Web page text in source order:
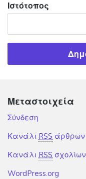
Ιστότοπος
Μεταστοιχεία
Σύνδεση
Κανάλι RSS άρθρων
Κανάλι RSS σχολίων
WordPress.org